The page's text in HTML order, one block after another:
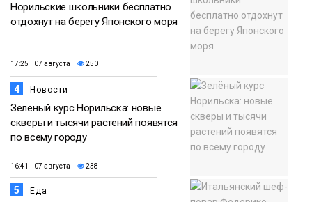
Норильские школьники бесплатно
отдохнут на берегу Японского моря
17:25 07 августа 250
4 Новости
Зелёный курс Норильска: новые
скверы и тысячи растений появятся
по всему городу
16:41 07 августа 238
5 Еда